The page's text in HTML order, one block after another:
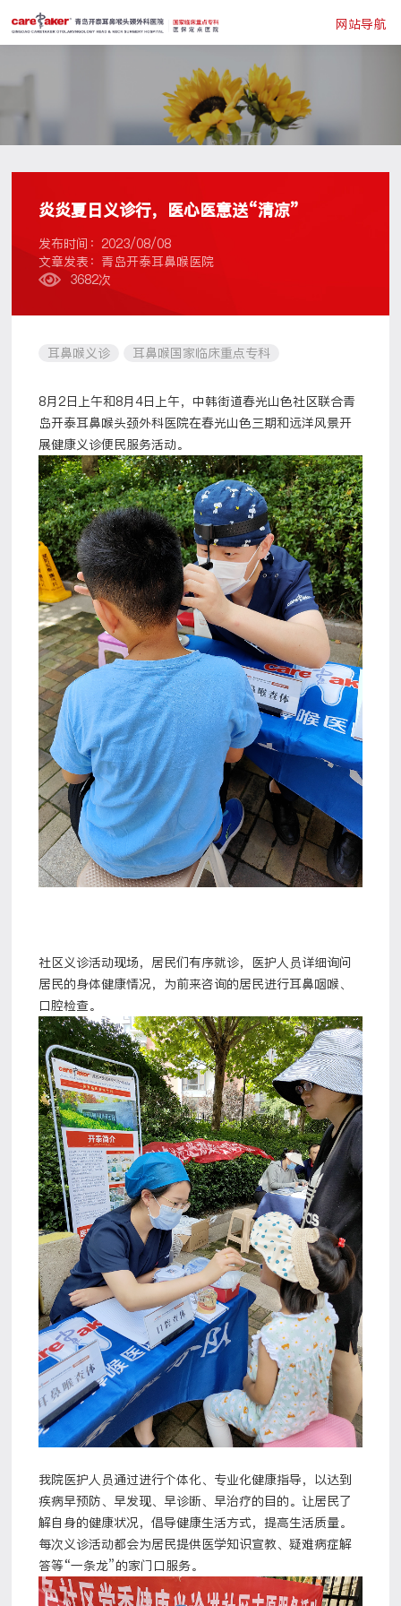
网站导航
炎炎夏日义诊行，医心医意送“清凉”
发布时间：2023/08/08
文章发表：青岛开泰耳鼻喉医院
3682次
耳鼻喉义诊 耳鼻喉国家临床重点专科
8月2日上午和8月4日上午，中韩街道春光山色社区联合青
岛开泰耳鼻喉头颈外科医院在春光山色三期和远洋风景开
展健康义诊便民服务活动。
社区义诊活动现场，居民们有序就诊，医护人员详细询问
居民的身体健康情况，为前来咨询的居民进行耳鼻咽喉、
口腔检查。
我院医护人员通过进行个体化、专业化健康指导，以达到
疾病早预防、早发现、早诊断、早治疗的目的。让居民了
解自身的健康状况，倡导健康生活方式，提高生活质量。
每次义诊活动都会为居民提供医学知识宣教、疑难病症解
答等“一条龙”的家门口服务。